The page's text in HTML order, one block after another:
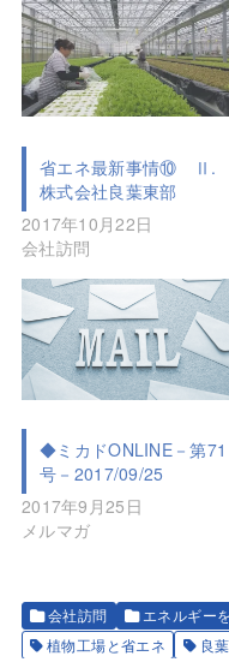
省エネ最新事情⑩ Ⅱ.
株式会社良葉東部
2017年10月22日
会社訪問
◆ミカドONLINE－第71
号－2017/09/25
2017年9月25日
メルマガ
会社訪問
エネルギー
植物工場と省エネ
良